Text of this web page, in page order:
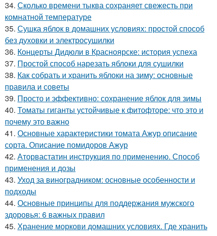
34. Сколько времени тыква сохраняет свежесть при
комнатной температуре
35. Сушка яблок в домашних условиях: простой способ
без духовки и электросушилки
36. Концерты Дидюли в Красноярске: история успеха
37. Простой способ нарезать яблоки для сушилки
38. Как собрать и хранить яблоки на зиму: основные
правила и советы
39. Просто и эффективно: сохранение яблок для зимы
40. Томаты гиганты устойчивые к фитофторе: что это и
почему это важно
41. Основные характеристики томата Ажур описание
сорта. Описание помидоров Ажур
42. Аторвастатин инструкция по применению. Способ
применения и дозы
43. Уход за виноградником: основные особенности и
подходы
44. Основные принципы для поддержания мужского
здоровья: 6 важных правил
45. Хранение моркови домашних условиях. Где хранить